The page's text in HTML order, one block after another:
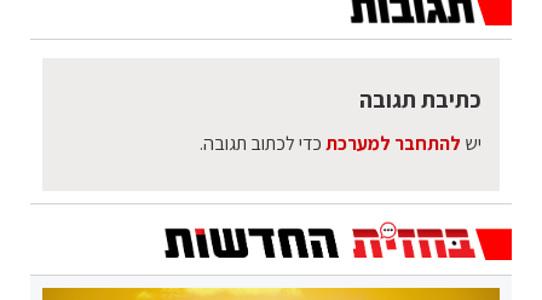
כתיבת תגובה
יש להתחבר למערכתכדי לכתוב תגובה.